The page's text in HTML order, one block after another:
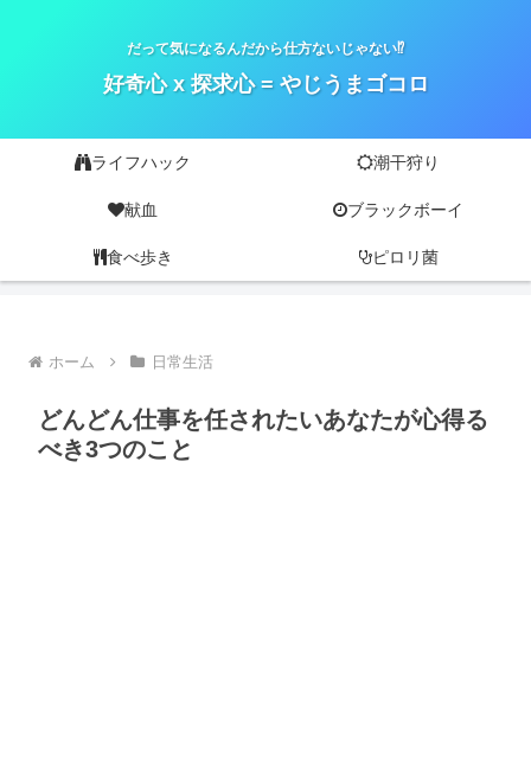
だって気になるんだから仕方ないじゃない⁉
好奇心 x 探求心 = やじうまゴコロ
ライフハック 潮干狩り
献血 ブラックボーイ
食べ歩き ピロリ菌
ホーム 日常生活
どんどん仕事を任されたいあなたが心得る
べき3つのこと